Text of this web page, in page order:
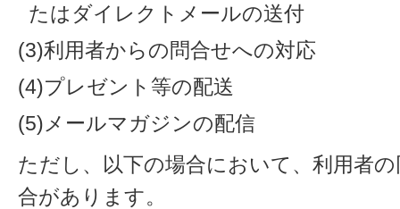
たはダイレクトメールの送付
(3)利用者からの問合せへの対応
(4)プレゼント等の配送
(5)メールマガジンの配信
ただし、以下の場合において、利用者
合があります。